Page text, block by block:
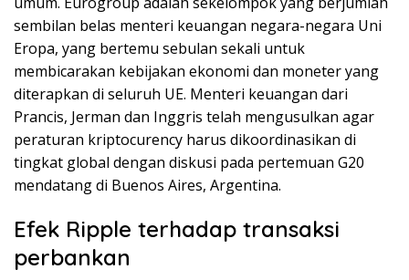
sembilan belas menteri keuangan negara-negara Uni
Eropa, yang bertemu sebulan sekali untuk
membicarakan kebijakan ekonomi dan moneter yang
diterapkan di seluruh UE. Menteri keuangan dari
Prancis, Jerman dan Inggris telah mengusulkan agar
peraturan kriptocurency harus dikoordinasikan di
tingkat global dengan diskusi pada pertemuan G20
mendatang di Buenos Aires, Argentina.
Efek Ripple terhadap transaksi
perbankan